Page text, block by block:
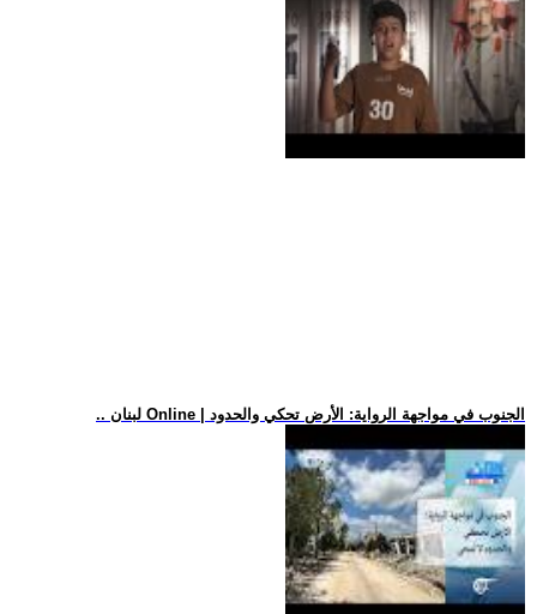
.. لبنان Online | الجنوب في مواجهة الرواية: الأرض تحكي والحدود